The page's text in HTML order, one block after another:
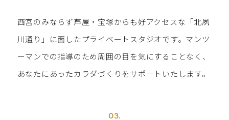
西宮のみならず芦屋・宝塚からも好アクセスな「北夙
川通り」に面したプライベートスタジオです。マンツ
ーマンでの指導のため周囲の目を気にすることなく、
あなたにあったカラダづくりをサポートいたします。
03.